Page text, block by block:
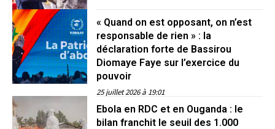
« Quand on est opposant, on n’est
responsable de rien » : la
déclaration forte de Bassirou
Diomaye Faye sur l’exercice du
pouvoir
25 juillet 2026 à 19:01
Ebola en RDC et en Ouganda : le
bilan franchit le seuil des 1.000